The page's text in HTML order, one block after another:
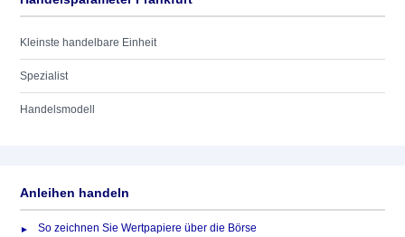
Kleinste handelbare Einheit
Spezialist
Handelsmodell
Anleihen handeln
So zeichnen Sie Wertpapiere über die Börse